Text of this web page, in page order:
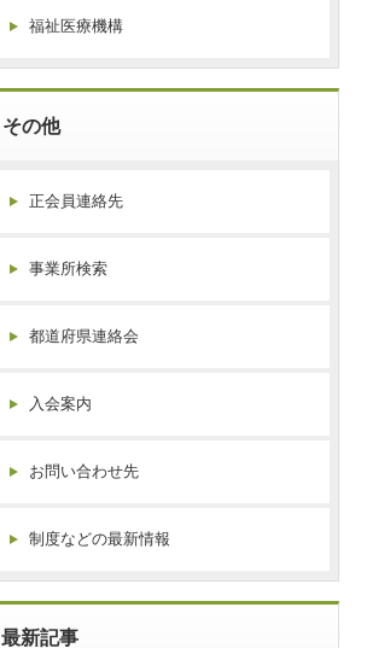
福祉医療機構
その他
正会員連絡先
事業所検索
都道府県連絡会
入会案内
お問い合わせ先
制度などの最新情報
最新記事